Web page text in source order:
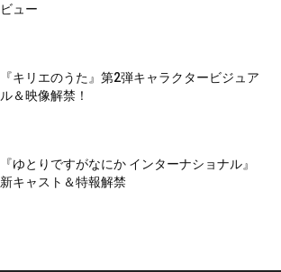
ビュー
『キリエのうた』第2弾キャラクタービジュア
ル＆映像解禁！
『ゆとりですがなにか インターナショナル』
新キャスト＆特報解禁